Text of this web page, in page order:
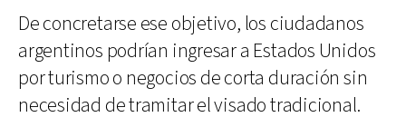
De concretarse ese objetivo, los ciudadanos
argentinos podrían ingresar a Estados Unidos
por turismo o negocios de corta duración sin
necesidad de tramitar el visado tradicional.